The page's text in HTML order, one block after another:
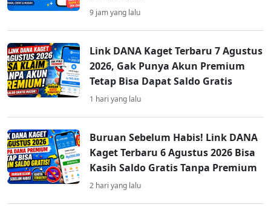
9 jam yang lalu
Link DANA Kaget Terbaru 7 Agustus
2026, Gak Punya Akun Premium
Tetap Bisa Dapat Saldo Gratis
1 hari yang lalu
Buruan Sebelum Habis! Link DANA
Kaget Terbaru 6 Agustus 2026 Bisa
Kasih Saldo Gratis Tanpa Premium
2 hari yang lalu